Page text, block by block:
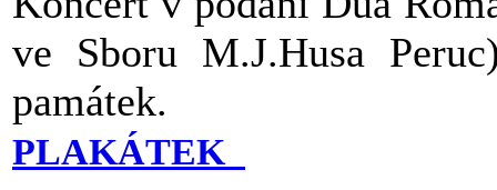
ve Sboru M.J.Husa
památek.
PLAKÁTEK